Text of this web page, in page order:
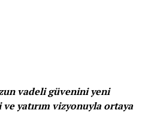
ve Türkiye’nin petrokimya
hedefleyen
vadeli güvenini yeni
yatırım vizyonuyla ortaya